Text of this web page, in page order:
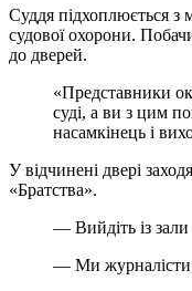
Суддя підхоплюється з
судової охорони.
до дверей.
«Представники
суді, а ви з цим
насамкінець і
У відчинені двері
«Братства».
— Вийдіть із зали
— Ми